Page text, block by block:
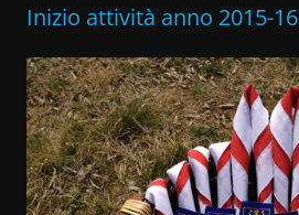
k
Inizio attività anno 2015-16